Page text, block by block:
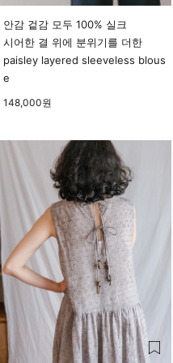
안감 겉감 모두 100% 실크
시어한 결 위에 분위기를 더한
paisley layered sleeveless blous
e
148,000원